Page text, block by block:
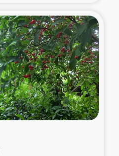
緊急人道支援
部洪水被災者支援
ぐサリー・リサイクル・プロ
クト
支援事業